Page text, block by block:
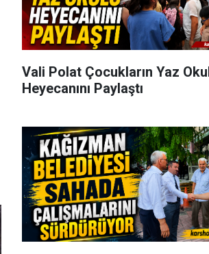
Vali Polat Çocukların Yaz
Heyecanını Paylaştı